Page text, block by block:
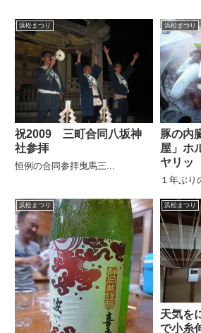
浜松まつり
祝2009 三町合同八坂神
社参拝
恒例の合同参拝曳馬三...
浜松まつり
豚の内
屋」ホ
ヤリッ
１年ぶり
浜松まつり 浜松まつり
天気を
で小糸